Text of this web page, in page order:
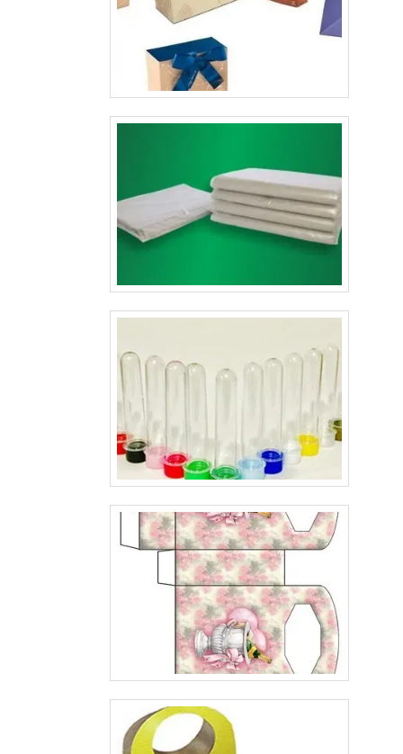
impressão em folder é que o formato e as especificações
de acordo com a empresa ou pessoa que solicita o
entanto, o que diferencia a impressão em folder com as
é que as outras possuem menos informações. Com este
impressão é possível se deparar com uma vasta
opções de cores, formatos, e variações de
repleta de qualidade e sofisticação, sempre passando a
impressão para as empresas e seus clientes..